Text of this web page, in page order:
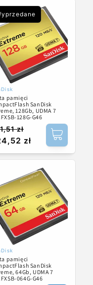
pamięci
SanDisk
128Gb, UDMA 7
128G-G46
zł
zł
pamięci
SanDisk
64Gb, UDMA 7
064G-G46